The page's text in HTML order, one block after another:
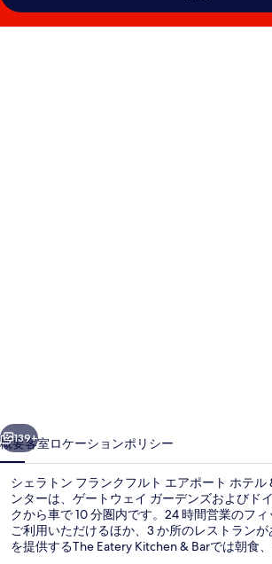
ン
ク
フ
ル
ト
次へ
139+
概要客室ロケーションポリシー
シェラトン フランクフルト エアポート ホテル
ンターは、ゲートウェイ ガーデンズおよびド
クから車で 10 分圏内です。24 時間営業のフ
ご利用いただけるほか、3 か所のレストラン
を提供するThe Eatery Kitchen & Barでは朝食